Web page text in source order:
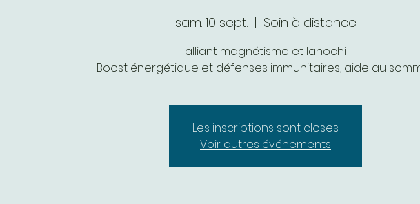
sam. 10 sept.
  |
Soin à distance
alliant magnétisme et lahochi
Boost énergétique et défenses immunitaires, aide au
Les inscriptions sont closes
Voir autres événements